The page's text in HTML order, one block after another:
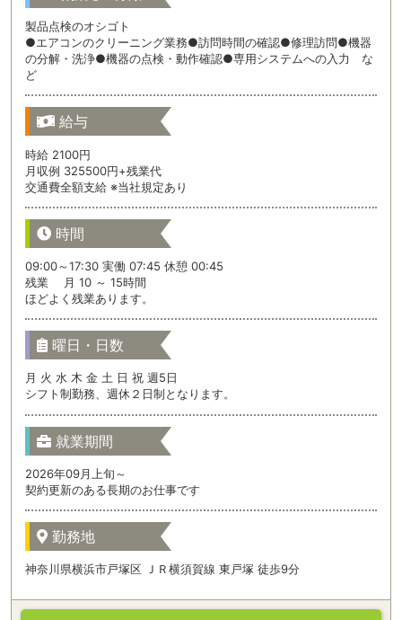
製品点検のオシゴト
●エアコンのクリーニング業務●訪問時間の確認●修理訪問●機器
の分解・洗浄●機器の点検・動作確認●専用システムへの入力 な
ど
給与
時給 2100円
月収例 325500円+残業代
交通費全額支給 ※当社規定あり
時間
09:00～17:30 実働 07:45 休憩 00:45
残業 月 10 ～ 15時間
ほどよく残業あります。
曜日・日数
月 火 水 木 金 土 日 祝 週5日
シフト制勤務、週休２日制となります。
就業期間
2026年09月上旬～
契約更新のある長期のお仕事です
勤務地
神奈川県横浜市戸塚区 ＪＲ横須賀線 東戸塚 徒歩9分